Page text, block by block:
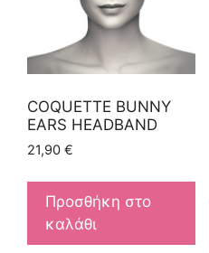
COQUETTE BUNNY
EARS HEADBAND
21,90 €
Προσθήκη στο
καλάθι